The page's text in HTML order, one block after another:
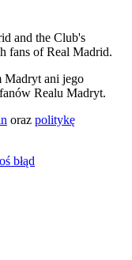
and the Club's
fans of Real Madrid.
Madryt ani jego
Realu Madryt.
oraz politykę
błąd